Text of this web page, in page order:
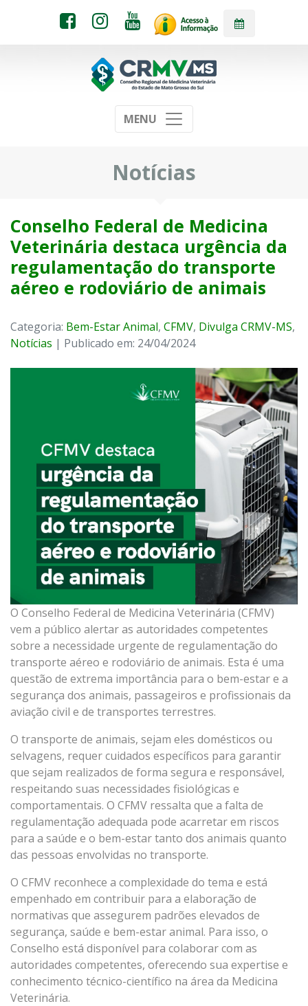
MENU
Notícias
Conselho Federal de Medicina
Veterinária destaca urgência da
regulamentação do transporte
aéreo e rodoviário de animais
Categoria: Bem-Estar Animal, CFMV, Divulga CRMV-MS,
Notícias | Publicado em: 24/04/2024
O Conselho Federal de Medicina Veterinária (CFMV)
vem a público alertar as autoridades competentes
sobre a necessidade urgente de regulamentação do
transporte aéreo e rodoviário de animais. Esta é uma
questão de extrema importância para o bem-estar e a
segurança dos animais, passageiros e profissionais da
aviação civil e de transportes terrestres.
O transporte de animais, sejam eles domésticos ou
selvagens, requer cuidados específicos para garantir
que sejam realizados de forma segura e responsável,
respeitando suas necessidades fisiológicas e
comportamentais. O CFMV ressalta que a falta de
regulamentação adequada pode acarretar em riscos
para a saúde e o bem-estar tanto dos animais quanto
das pessoas envolvidas no transporte.
O CFMV reconhece a complexidade do tema e está
empenhado em contribuir para a elaboração de
normativas que assegurem padrões elevados de
segurança, saúde e bem-estar animal. Para isso, o
Conselho está disponível para colaborar com as
autoridades competentes, oferecendo sua expertise e
conhecimento técnico-científico na área da Medicina
Veterinária.